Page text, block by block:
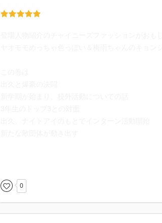
にデクが出会った少女エリ。エリに話しかけたの
とうとう爆豪くんも出久とオールマイトの秘密を
を激しく意識していた＆オールマイトへの憧れの
0